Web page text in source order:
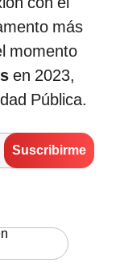
más
momento
en 2023,
Pública.